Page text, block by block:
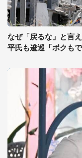
なぜ「戻るな」と言
平氏も逡巡「ボクも